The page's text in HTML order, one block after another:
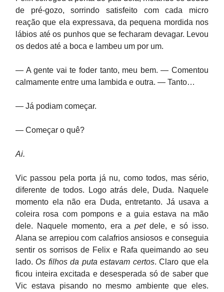
de pré-gozo, sorrindo satisfeito com cada micro
reação que ela expressava, da pequena mordida nos
lábios até os punhos que se fecharam devagar. Levou
os dedos até a boca e lambeu um por um.
— A gente vai te foder tanto, meu bem. — Comentou
calmamente entre uma lambida e outra. — Tanto…
— Já podiam começar.
— Começar o quê?
Ai.
Vic passou pela porta já nu, como todos, mas sério,
diferente de todos. Logo atrás dele, Duda. Naquele
momento ela não era Duda, entretanto. Já usava a
coleira rosa com pompons e a guia estava na mão
dele. Naquele momento, era a petdele, e só isso.
Alana se arrepiou com calafrios ansiosos e conseguia
sentir os sorrisos de Felix e Rafa queimando ao seu
lado. Os filhos da puta estavam certos. Claro que ela
ficou inteira excitada e desesperada só de saber que
Vic estava pisando no mesmo ambiente que eles.